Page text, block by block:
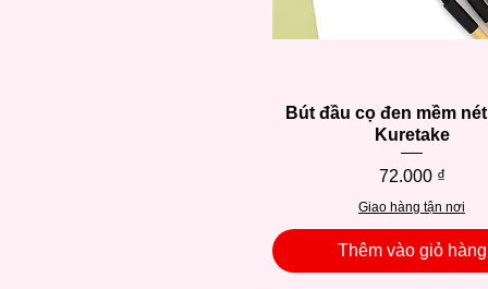
Xem nhanh
Bút đầu cọ đen mềm
Kuretake
Giá
72.000 ₫
Giao hàng tận nơi
Thêm vào giỏ hàng